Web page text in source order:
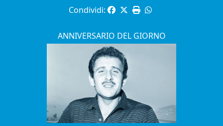
Condividi:
ANNIVERSARIO DEL GIORNO